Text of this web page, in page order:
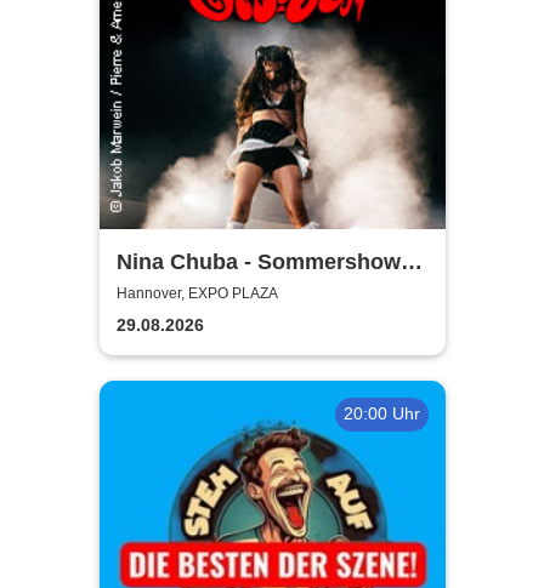
Nina Chuba - Sommershows
2026
Hannover, EXPO PLAZA
29.08.2026
20:00 Uhr